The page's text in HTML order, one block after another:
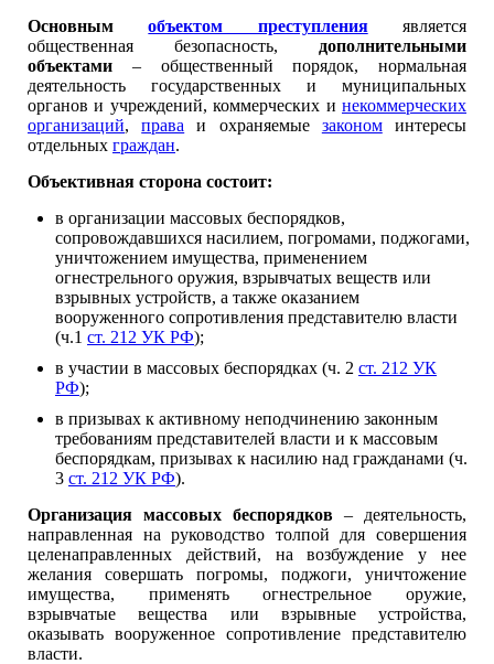
Основнымобъектом преступленияявляется
общественная безопасность, дополнительными
объектами – общественный порядок, нормальная
деятельность государственных и муниципальных
органов и учреждений, коммерческих и некоммерческих
организаций,права и охраняемые закономинтересы
отдельных граждан.
Объективная сторона состоит:
в организации массовых беспорядков,
сопровождавшихся насилием, погромами, поджогами,
уничтожением имущества, применением
огнестрельного оружия, взрывчатых веществ или
взрывных устройств, а также оказанием
вооруженного сопротивления представителю власти
(ч.1 ст. 212 УК РФ);
в участии в массовых беспорядках (ч. 2 ст. 212 УК
РФ);
в призывах к активному неподчинению законным
требованиям представителей власти и к массовым
беспорядкам, призывах к насилию над гражданами (ч.
3 ст. 212 УК РФ).
Организация массовых беспорядков – деятельность,
направленная на руководство толпой для совершения
целенаправленных действий, на возбуждение у нее
желания совершать погромы, поджоги, уничтожение
имущества, применять огнестрельное оружие,
взрывчатые вещества или взрывные устройства,
оказывать вооруженное сопротивление представителю
власти.